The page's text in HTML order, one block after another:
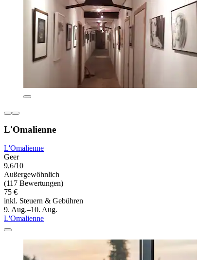
L'Omalienne
L'Omalienne
Geer
9,6/10
Außergewöhnlich
(117 Bewertungen)
75 €
inkl. Steuern & Gebühren
9. Aug.–10. Aug.
L'Omalienne